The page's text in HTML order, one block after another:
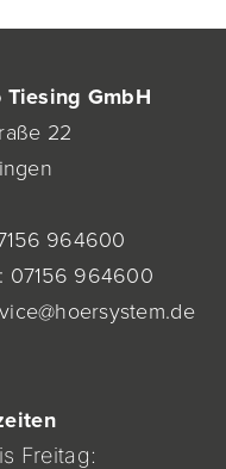
Tiesing GmbH
22
964600
07156 964600
Freitag: